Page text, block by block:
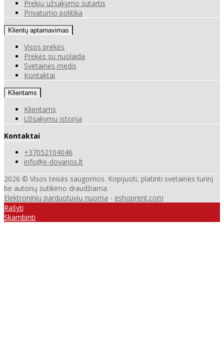
Prekių užsakymo sutartis
Privatumo politika
Klientų aptarnavimas
Visos prekės
Prekės su nuolaida
Svetainės medis
Kontaktai
Klientams
Klientams
Užsakymų istorija
Kontaktai
+37052104046
info@e-dovanos.lt
2026 © Visos teisės saugomos. Kopijuoti, platinti svetainės turinį
be autorių sutikimo draudžiama.
Elektroninių parduotuvių nuoma - eshoprent.com
Rašyti
Skambinti